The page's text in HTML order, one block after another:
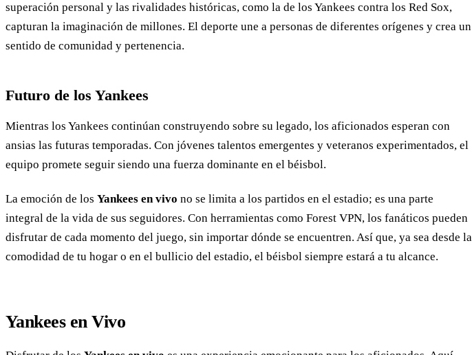
superación personal y las rivalidades históricas, como la de los Yankees contra los Red Sox,
capturan la imaginación de millones. El deporte une a personas de diferentes orígenes y crea un
sentido de comunidad y pertenencia.
Futuro de los Yankees
Mientras los Yankees continúan construyendo sobre su legado, los aficionados esperan con
ansias las futuras temporadas. Con jóvenes talentos emergentes y veteranos experimentados, el
equipo promete seguir siendo una fuerza dominante en el béisbol.
La emoción de los Yankees en vivo no se limita a los partidos en el estadio; es una parte
integral de la vida de sus seguidores. Con herramientas como Forest VPN, los fanáticos pueden
disfrutar de cada momento del juego, sin importar dónde se encuentren. Así que, ya sea desde la
comodidad de tu hogar o en el bullicio del estadio, el béisbol siempre estará a tu alcance.
Yankees en Vivo